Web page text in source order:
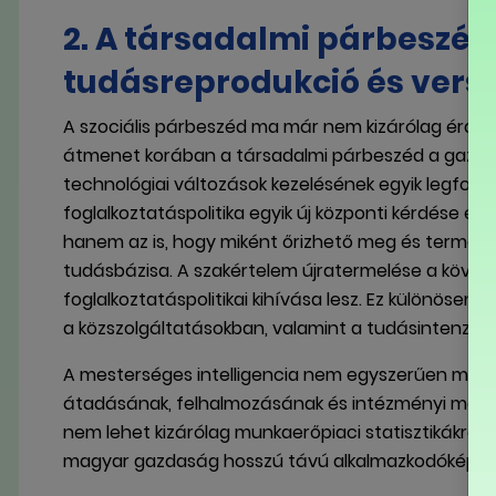
2. A társadalmi
tudásreprodukció és
A szociális párbeszéd ma már nem kizárólag
átmenet korában a társadalmi párbeszéd a
technológiai változások kezelésének egyik
foglalkoztatáspolitika egyik új központi kérdése
hanem az is, hogy miként őrizhető meg és
tudásbázisa. A szakértelem újratermelése a
foglalkoztatáspolitikai kihívása lesz. Ez különösen
a közszolgáltatásokban, valamint a tudásintenzív
A mesterséges intelligencia nem egyszerűen
átadásának, felhalmozásának és intézményi
nem lehet kizárólag munkaerőpiaci statisztikákra
magyar gazdaság hosszú távú